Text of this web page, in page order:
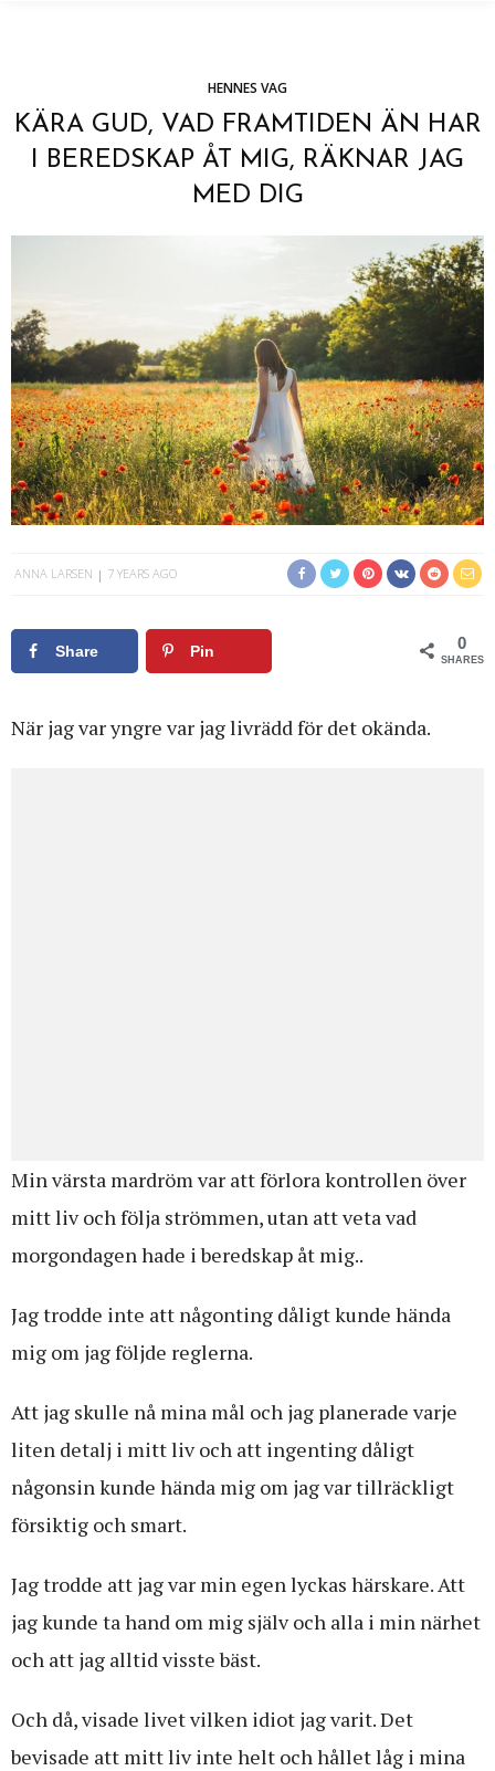
HENNES VAG
KÄRA GUD, VAD FRAMTIDEN ÄN HAR
I BEREDSKAP ÅT MIG, RÄKNAR JAG
MED DIG
ANNA LARSEN 7 YEARS AGO
Share Pin 0
SHARES
När jag var yngre var jag livrädd för det okända.
Min värsta mardröm var att förlora kontrollen över
mitt liv och följa strömmen, utan att veta vad
morgondagen hade i beredskap åt mig..
Jag trodde inte att någonting dåligt kunde hända
mig om jag följde reglerna.
Att jag skulle nå mina mål och jag planerade varje
liten detalj i mitt liv och att ingenting dåligt
någonsin kunde hända mig om jag var tillräckligt
försiktig och smart.
Jag trodde att jag var min egen lyckas härskare. Att
jag kunde ta hand om mig själv och alla i min närhet
och att jag alltid visste bäst.
Och då, visade livet vilken idiot jag varit. Det
bevisade att mitt liv inte helt och hållet låg i mina